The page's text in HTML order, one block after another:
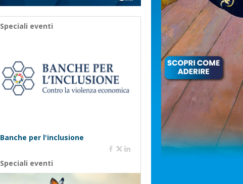
Speciali eventi
Banche per l'inclusione
Speciali eventi